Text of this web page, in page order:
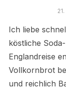
Ich liebe
köstliche
Englandreise
Vollkornbrot
und reichlich